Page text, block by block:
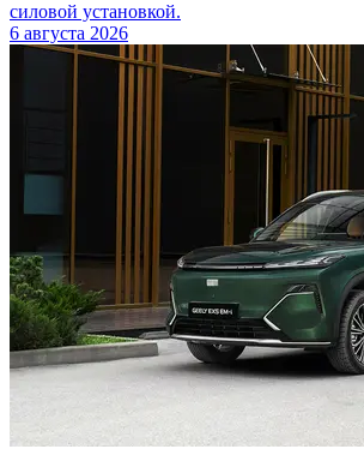
силовой установкой.
6 августа 2026